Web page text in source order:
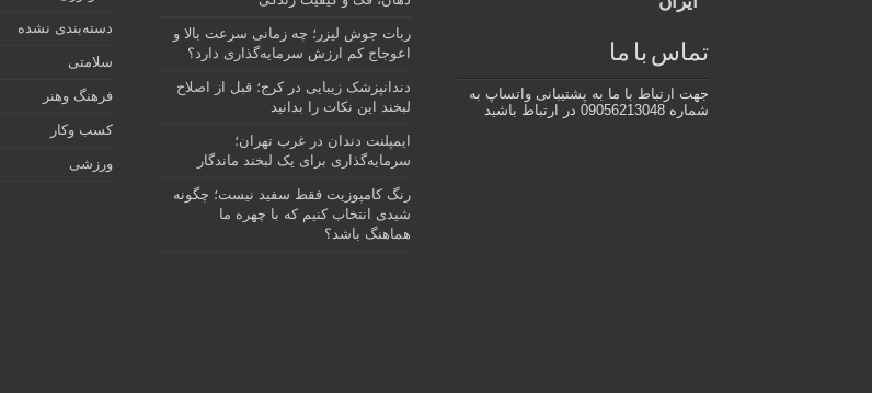
تماس با ما
جهت ارتباط با ما به پشتیبانی واتساپ به
شماره 09056213048 در ارتباط باشید
ربات جوش لیزر؛ چه زمانی سرعت بالا و
اعوجاج کم ارزش سرمایه‌گذاری دارد؟
دندانپزشک زیبایی در کرج؛ قبل از اصلاح
لبخند این نکات را بدانید
ایمپلنت دندان در غرب تهران؛
سرمایه‌گذاری برای یک لبخند ماندگار
رنگ کامپوزیت فقط سفید نیست؛ چگونه
شیدی انتخاب کنیم که با چهره ما
هماهنگ باشد؟
دسته‌بندی نشده
سلامتی
فرهنگ وهنر
کسب وکار
ورزشی